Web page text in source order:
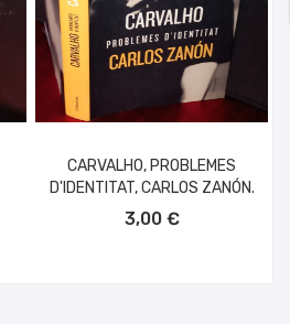
CARVALHO, PROBLEMES
D'IDENTITAT, CARLOS ZANÓN.
3,00 €